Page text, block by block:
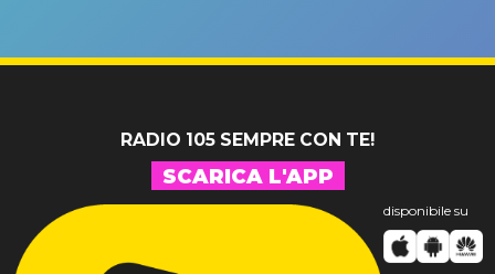
RADIO 105 SEMPRE CON TE!
SCARICA L'APP
disponibile su